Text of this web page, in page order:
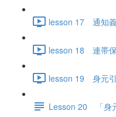
lesson 17 通知
lesson 18 連帯
lesson 19 身元
Lesson 20 「身